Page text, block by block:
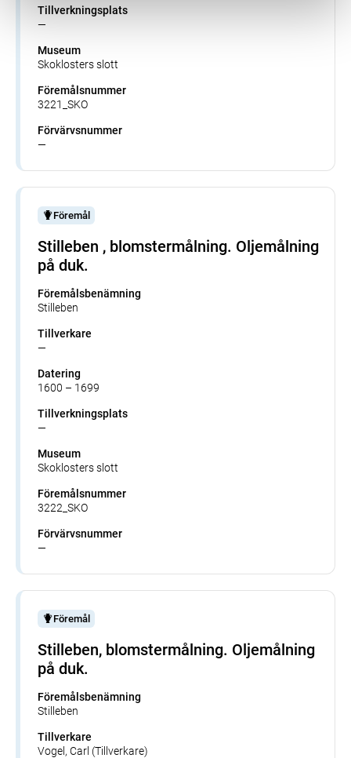
Tillverkningsplats
—
Museum
Skoklosters slott
Föremålsnummer
3221_SKO
Förvärvsnummer
—
Föremål
Stilleben , blomstermålning. Oljemålning
på duk.
Föremålsbenämning
Stilleben
Tillverkare
—
Datering
1600 – 1699
Tillverkningsplats
—
Museum
Skoklosters slott
Föremålsnummer
3222_SKO
Förvärvsnummer
—
Föremål
Stilleben, blomstermålning. Oljemålning
på duk.
Föremålsbenämning
Stilleben
Tillverkare
Vogel, Carl (Tillverkare)